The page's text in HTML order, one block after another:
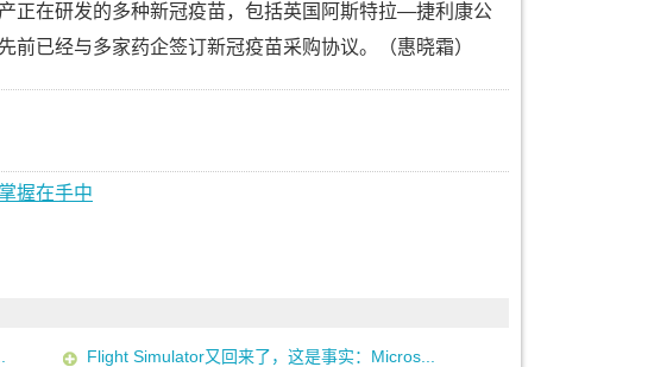
在研发的多种新冠疫苗，包括英国阿斯特拉—捷利康公
已经与多家药企签订新冠疫苗采购协议。（惠晓霜）
握在手中
Flight Simulator又回来了，这是事实：Micros...